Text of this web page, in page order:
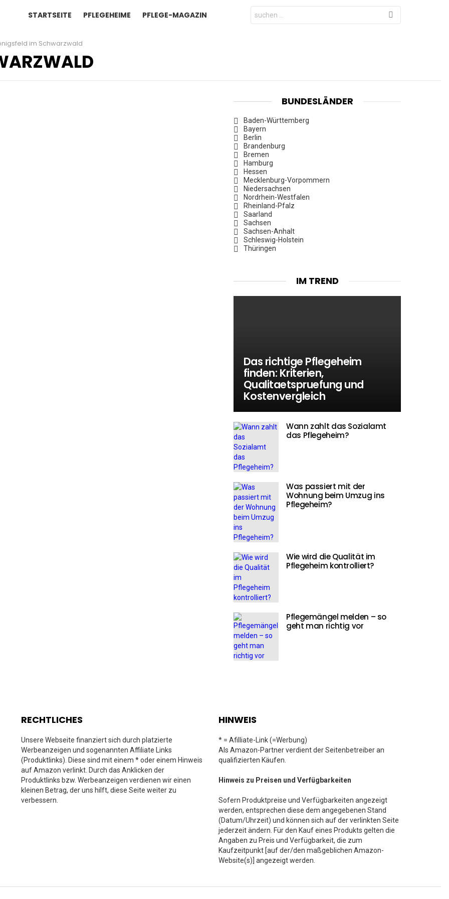
STARTSEITE PFLEGEHEIME PFLEGE-MAGAZIN
Search
for:
im Schwarzwald
BUNDESLÄNDER
Baden-Württemberg
Bayern
Berlin
Brandenburg
Bremen
Hamburg
Hessen
Mecklenburg-Vorpommern
Niedersachsen
Nordrhein-Westfalen
Rheinland-Pfalz
Saarland
Sachsen
Sachsen-Anhalt
Schleswig-Holstein
Thüringen
IM TREND
Das richtige Pflegeheim
finden: Kriterien,
Qualitaetspruefung und
Kostenvergleich
Wann zahlt das Sozialamt
das Pflegeheim?
Was passiert mit der
Wohnung beim Umzug ins
Pflegeheim?
Wie wird die Qualität im
Pflegeheim kontrolliert?
Pflegemängel melden – so
geht man richtig vor
RECHTLICHES
Unsere Webseite finanziert sich durch platzierte
Werbeanzeigen und sogenannten Affiliate Links
(Produktlinks). Diese sind mit einem * oder einem Hinweis
auf Amazon verlinkt. Durch das Anklicken der
Produktlinks bzw. Werbeanzeigen verdienen wir einen
kleinen Betrag, der uns hilft, diese Seite weiter zu
verbessern.
HINWEIS
* = Afilliate-Link (=Werbung)
Als Amazon-Partner verdient der Seitenbetreiber an
qualifizierten Käufen.
Hinweis zu Preisen und Verfügbarkeiten
Sofern Produktpreise und Verfügbarkeiten angezeigt
werden, entsprechen diese dem angegebenen Stand
(Datum/Uhrzeit) und können sich auf der verlinkten Seite
jederzeit ändern. Für den Kauf eines Produkts gelten die
Angaben zu Preis und Verfügbarkeit, die zum
Kaufzeitpunkt [auf der/den maßgeblichen Amazon-
Website(s)] angezeigt werden.